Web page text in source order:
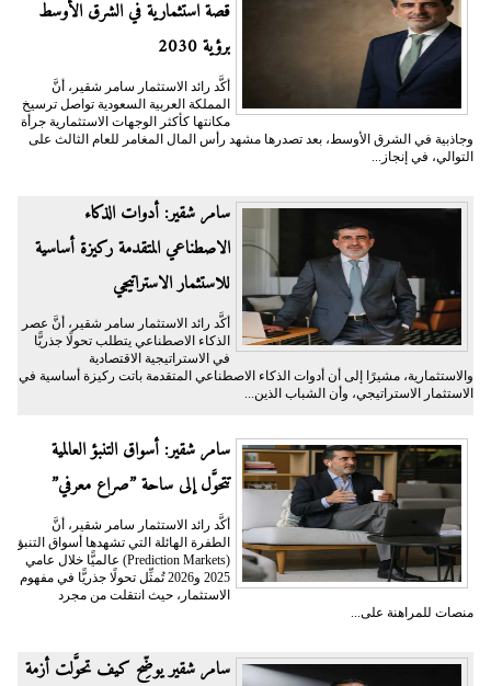
قصة استثمارية في الشرق الأوسط
برؤية 2030
أكَّد رائد الاستثمار سامر شقير، أنَّ
المملكة العربية السعودية تواصل ترسيخ
مكانتها كأكثر الوجهات الاستثمارية جرأة
وجاذبية في الشرق الأوسط، بعد تصدرها مشهد رأس المال المغامر للعام الثالث على
التوالي، في إنجاز...
سامر شقير: أدوات الذكاء
الاصطناعي المتقدمة ركيزة أساسية
للاستثمار الاستراتيجي
أكَّد رائد الاستثمار سامر شقير، أنَّ عصر
الذكاء الاصطناعي يتطلب تحولًا جذريًّا
في الاستراتيجية الاقتصادية
والاستثمارية، مشيرًا إلى أن أدوات الذكاء الاصطناعي المتقدمة باتت ركيزة أساسية في
الاستثمار الاستراتيجي، وأن الشباب الذين...
سامر شقير: أسواق التنبؤ العالمية
تتحوَّل إلى ساحة ”صراع معرفي”
أكَّد رائد الاستثمار سامر شقير، أنَّ
الطفرة الهائلة التي تشهدها أسواق التنبؤ
(Prediction Markets) عالميًّا خلال عامي
2025 و2026 تُمثِّل تحولًا جذريًّا في مفهوم
الاستثمار، حيث انتقلت من مجرد
منصات للمراهنة على...
سامر شقير يوضِّح كيف تحوَّلت أزمة